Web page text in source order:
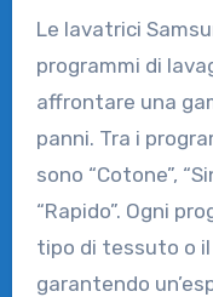
Le lavatrici
programmi di
affrontare una
panni. Tra i
sono “Cotone”,
“Rapido”. Ogni
tipo di tessuto o il
garantendo